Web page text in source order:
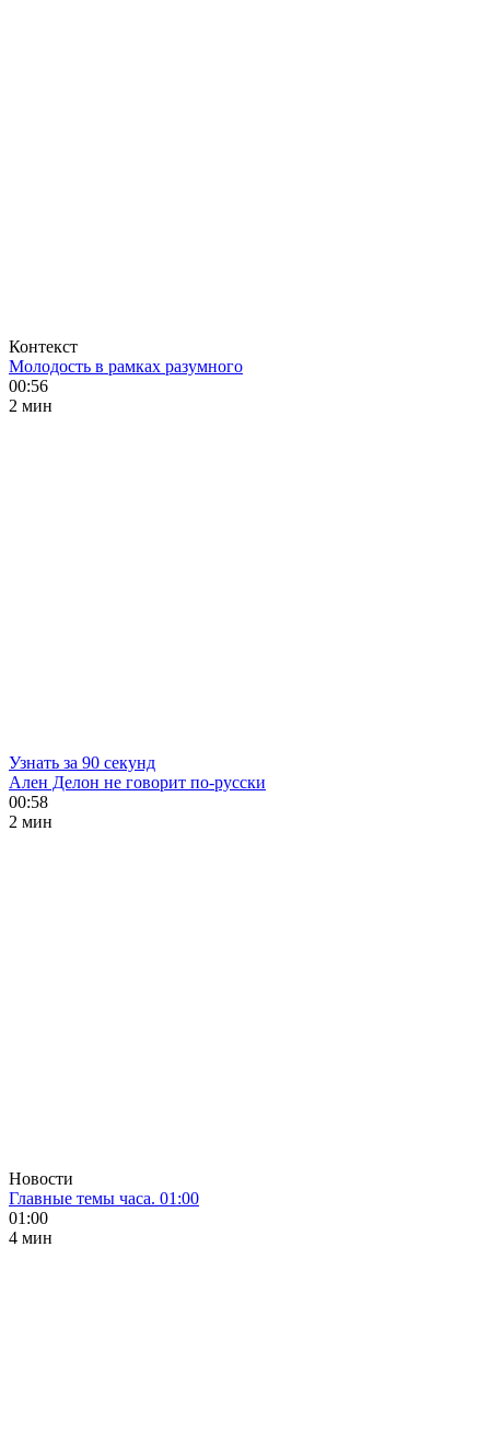
Контекст
Молодость в рамках разумного
00:56
2 мин
Узнать за 90 секунд
Ален Делон не говорит по-русски
00:58
2 мин
Новости
Главные темы часа. 01:00
01:00
4 мин